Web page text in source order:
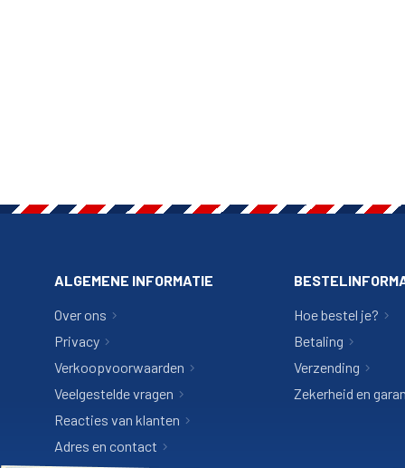
ALGEMENE INFORMATIE
Over ons
Privacy
Verkoopvoorwaarden
Veelgestelde vragen
Reacties van klanten
Adres en contact
Hoe bestel je?
Betaling
Verzending
Zekerheid en